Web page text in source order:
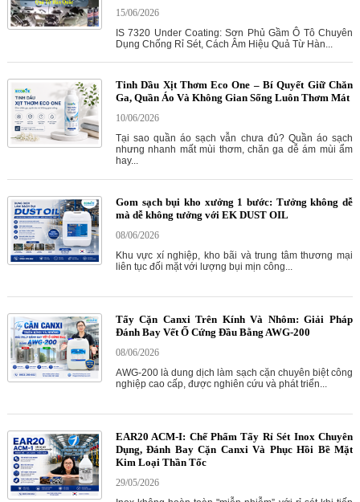
15/06/2026
IS 7320 Under Coating: Sơn Phủ Gầm Ô Tô Chuyên
Dụng Chống Rỉ Sét, Cách Âm Hiệu Quả Từ Hàn...
Tinh Dầu Xịt Thơm Eco One – Bí Quyết Giữ Chăn
Ga, Quần Áo Và Không Gian Sống Luôn Thơm Mát
10/06/2026
Tại sao quần áo sạch vẫn chưa đủ? Quần áo sạch
nhưng nhanh mất mùi thơm, chăn ga dễ ám mùi ẩm
hay...
Gom sạch bụi kho xưởng 1 bước: Tưởng không dễ
mà dễ không tưởng với EK DUST OIL
08/06/2026
Khu vực xí nghiệp, kho bãi và trung tâm thương mại
liên tục đối mặt với lượng bụi mịn công...
Tẩy Cặn Canxi Trên Kính Và Nhôm: Giải Pháp
Đánh Bay Vết Ố Cứng Đầu Bằng AWG-200
08/06/2026
AWG-200 là dung dịch làm sạch cặn chuyên biệt công
nghiệp cao cấp, được nghiên cứu và phát triển...
EAR20 ACM-I: Chế Phẩm Tẩy Rỉ Sét Inox Chuyên
Dụng, Đánh Bay Cặn Canxi Và Phục Hồi Bề Mặt
Kim Loại Thần Tốc
29/05/2026